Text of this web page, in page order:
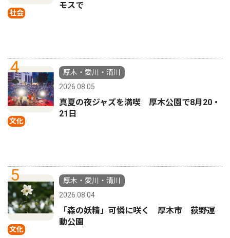
社会
モスで
4
文化
厚木・愛川・清川
2026.08.05
真夏の夜ジャズを満喫 厚木公園で8月20・
21日
5
文化
厚木・愛川・清川
2026.08.04
「森の妖精」可憐に咲く 厚木市 荻野運
動公園